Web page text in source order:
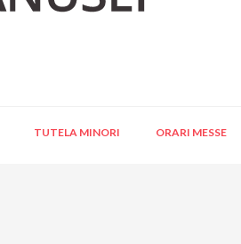
TUTELA MINORI ORARI MESSE